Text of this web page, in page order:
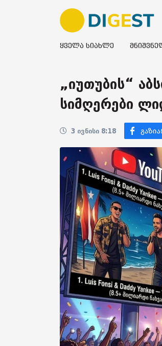
ყველა სიახლე
„იუთუბის“
სიმღერები
3 ივნისი 8:18